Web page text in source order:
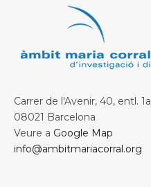
Carrer de l'Avenir, 40, entl. 1a
08021 Barcelona
Veure a Google Map
info@ambitmariacorral.org